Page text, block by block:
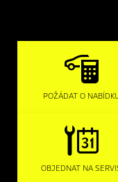
POŽÁDAT O
OBJEDNAT NA